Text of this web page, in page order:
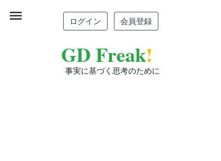
ログイン 会員登録
GD Freak!
事実に基づく思考のために
menu